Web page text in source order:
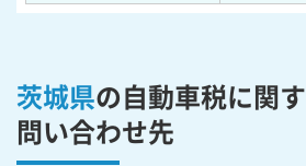
茨城県の自動車税に関
問い合わせ先